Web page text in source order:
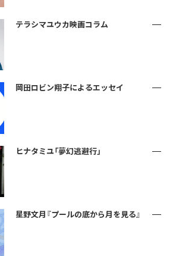
テラシマユウカ映画コラム
岡田ロビン翔子によるエッセイ
ヒナタミユ「夢幻逃避行」
星野文月『プールの底から月を見る』